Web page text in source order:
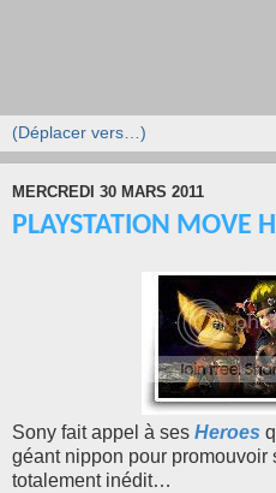
MERCREDI 30 MARS 2011
PLAYSTATION MOVE
Sony fait appel à ses Heroes
géant nippon pour promouvoir
totalement inédit…